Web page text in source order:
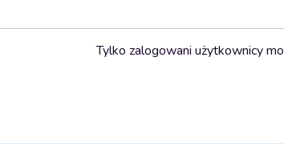
Tylko zalogowani użytkownicy